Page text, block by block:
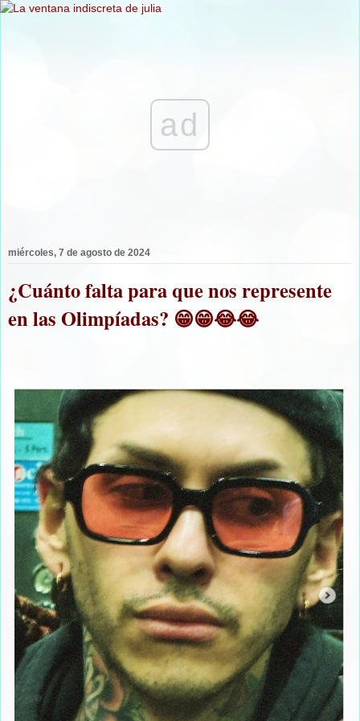
ad
miércoles, 7 de agosto de 2024
¿Cuánto falta para que nos represente
en las Olimpíadas? 😁😁😂😂